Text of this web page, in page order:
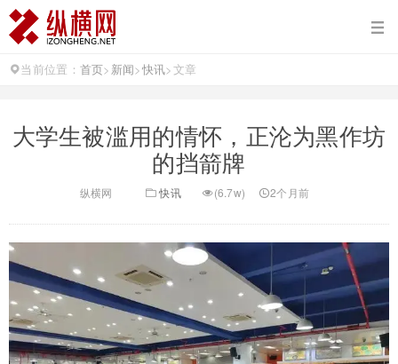
当前位置： 首页> 新闻>快讯>文章
大学生被滥用的情怀，正沦为黑作坊
的挡箭牌
纵横网 快讯 (6.7w) 2个月前